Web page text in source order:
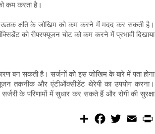
कम करता है।
क्षति के जोखिम को कम करने में मदद कर सकती है।
को रीपरफ्यूजन चोट को कम करने में प्रभावी दिखाया
बन सकती है। सर्जनों को इस जोखिम के बारे में पता होना
तकनीक और एंटीऑक्सीडेंट थेरेपी का उपयोग करना।
के परिणामों में सुधार कर सकते हैं और रोगी की सुरक्षा
S
w
E
m